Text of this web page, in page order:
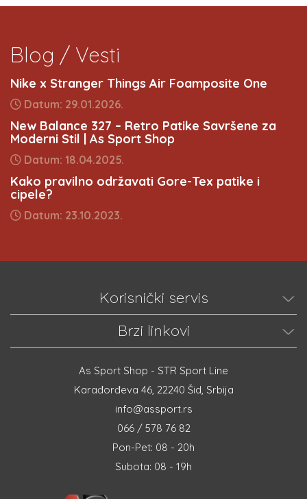
Blog / Vesti
Nike x Stranger Things Air Foamposite One
Datum: 29.01.2026.
New Balance 327 – Retro Patike Savršene za
Moderni Stil | As Sport Shop
Datum: 18.04.2025.
Kako pravilno održavati Gore-Tex patike i
cipele?
Datum: 23.10.2023.
Korisnički servis
Brzi linkovi
As Sport Shop - STR Sport Line
Karađorđeva 46, 22240 Šid, Srbija
info@assport.rs
066 / 578 76 82
Pon-Pet: 08 - 20h
Subota: 08 - 19h